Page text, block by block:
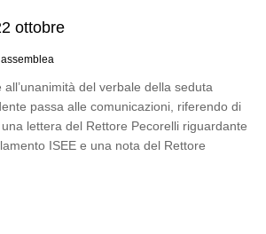
ottobre
all’unanimità del verbale della seduta
passa alle comunicazioni, riferendo di
lettera del Rettore Pecorelli riguardante
ISEE e una nota del Rettore